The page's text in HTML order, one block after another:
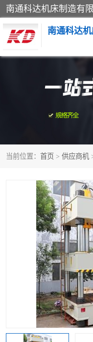
南通科达
当前位置： 首页 > 供应商机
四柱液压机
卷板机